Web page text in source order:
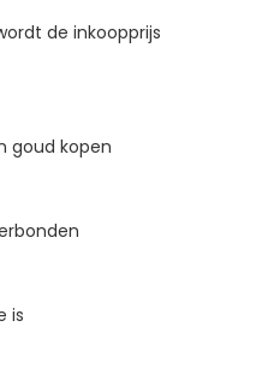
de inkoopprijs
goud kopen
is